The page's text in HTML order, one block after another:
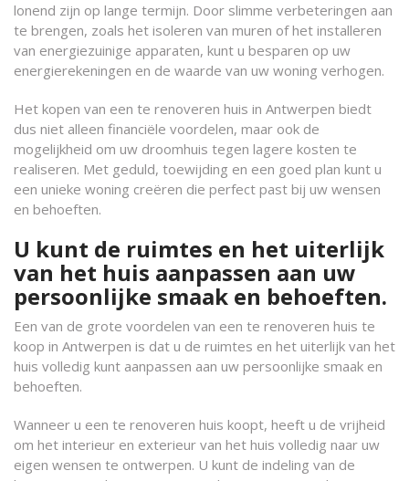
lonend zijn op lange termijn. Door slimme verbeteringen aan
te brengen, zoals het isoleren van muren of het installeren
van energiezuinige apparaten, kunt u besparen op uw
energierekeningen en de waarde van uw woning verhogen.
Het kopen van een te renoveren huis in Antwerpen biedt
dus niet alleen financiële voordelen, maar ook de
mogelijkheid om uw droomhuis tegen lagere kosten te
realiseren. Met geduld, toewijding en een goed plan kunt u
een unieke woning creëren die perfect past bij uw wensen
en behoeften.
U kunt de ruimtes en het uiterlijk
van het huis aanpassen aan uw
persoonlijke smaak en behoeften.
Een van de grote voordelen van een te renoveren huis te
koop in Antwerpen is dat u de ruimtes en het uiterlijk van het
huis volledig kunt aanpassen aan uw persoonlijke smaak en
behoeften.
Wanneer u een te renoveren huis koopt, heeft u de vrijheid
om het interieur en exterieur van het huis volledig naar uw
eigen wensen te ontwerpen. U kunt de indeling van de